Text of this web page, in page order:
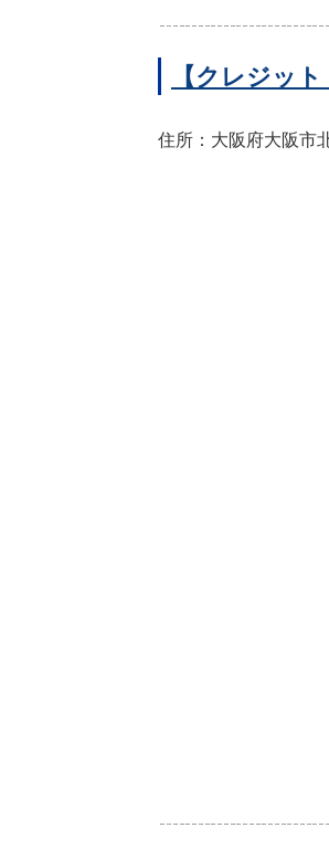
【クレジッ
住所：大阪府大阪市